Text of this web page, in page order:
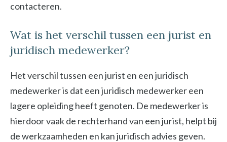
contacteren.
Wat is het verschil tussen een jurist en
juridisch medewerker?
Het verschil tussen een jurist en een juridisch
medewerker is dat een juridisch medewerker een
lagere opleiding heeft genoten. De medewerker is
hierdoor vaak de rechterhand van een jurist, helpt bij
de werkzaamheden en kan juridisch advies geven.